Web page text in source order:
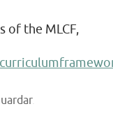
of the MLCF,
.